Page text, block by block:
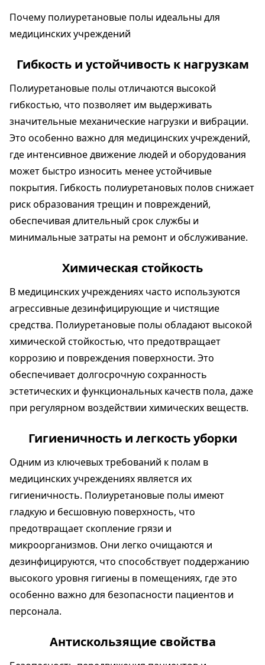
Почему полиуретановые полы идеальны для
медицинских учреждений
Гибкость и устойчивость к нагрузкам
Полиуретановые полы отличаются высокой
гибкостью, что позволяет им выдерживать
значительные механические нагрузки и вибрации.
Это особенно важно для медицинских учреждений,
где интенсивное движение людей и оборудования
может быстро износить менее устойчивые
покрытия. Гибкость полиуретановых полов снижает
риск образования трещин и повреждений,
обеспечивая длительный срок службы и
минимальные затраты на ремонт и обслуживание.
Химическая стойкость
В медицинских учреждениях часто используются
агрессивные дезинфицирующие и чистящие
средства. Полиуретановые полы обладают высокой
химической стойкостью, что предотвращает
коррозию и повреждения поверхности. Это
обеспечивает долгосрочную сохранность
эстетических и функциональных качеств пола, даже
при регулярном воздействии химических веществ.
Гигиеничность и легкость уборки
Одним из ключевых требований к полам в
медицинских учреждениях является их
гигиеничность. Полиуретановые полы имеют
гладкую и бесшовную поверхность, что
предотвращает скопление грязи и
микроорганизмов. Они легко очищаются и
дезинфицируются, что способствует поддержанию
высокого уровня гигиены в помещениях, где это
особенно важно для безопасности пациентов и
персонала.
Антискользящие свойства